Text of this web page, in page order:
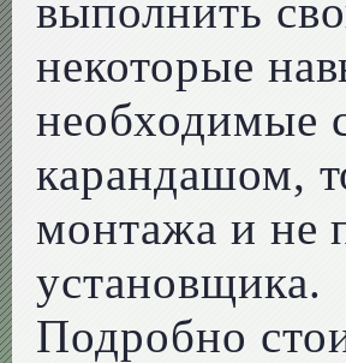
выполнить
некоторые
необходимые
карандашом,
монтажа и не
установщика.
Подробно